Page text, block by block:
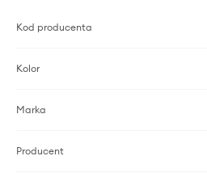
Kod producenta
Kolor
Marka
Producent